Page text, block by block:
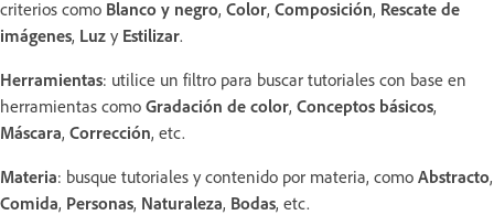
criterios como Blanco y negro, Color, Composición, Rescate de
imágenes, Luz y Estilizar.
Herramientas: utilice un filtro para buscar tutoriales con base en
herramientas como Gradación de color, Conceptos básicos,
Máscara, Corrección, etc.
Materia: busque tutoriales y contenido por materia, como Abstracto,
Comida, Personas, Naturaleza, Bodas, etc.